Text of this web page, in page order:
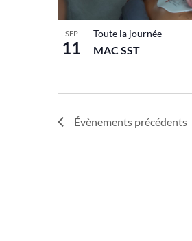
SEP
11
Toute la journée
MAC SST
Évènements précédents